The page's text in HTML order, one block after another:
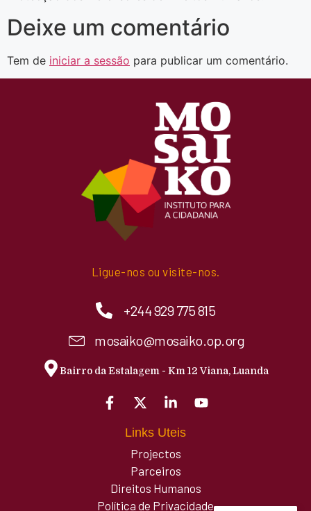
Deixe um comentário
Tem de iniciar a sessão para publicar um comentário.
Ligue-nos ou visite-nos.
+244 929 775 815
mosaiko@mosaiko.op.org
Bairro da Estalagem - Km 12 Viana, Luanda
Links Uteis
Projectos
Parceiros
Direitos Humanos
Política de Privacidade